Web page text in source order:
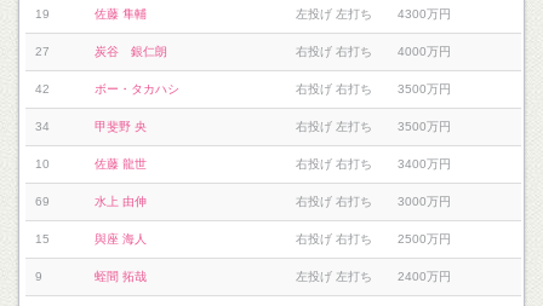
19 佐藤 隼輔 左投げ 左打ち 4300万円
27 炭谷 銀仁朗 右投げ 右打ち 4000万円
42 ボー・タカハシ 右投げ 右打ち 3500万円
34 甲斐野 央 右投げ 左打ち 3500万円
10 佐藤 龍世 右投げ 右打ち 3400万円
69 水上 由伸 右投げ 右打ち 3000万円
15 與座 海人 右投げ 右打ち 2500万円
9 蛭間 拓哉 左投げ 左打ち 2400万円